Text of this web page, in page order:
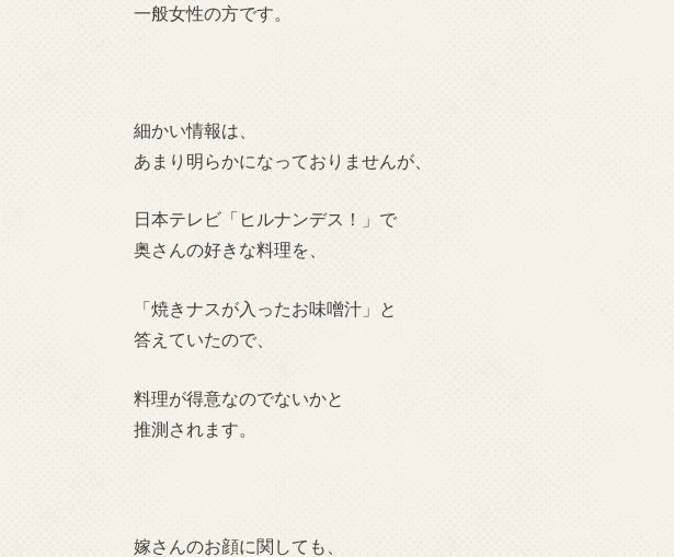
一般女性の方です。
細かい情報は、
あまり明らかになっておりませんが、
日本テレビ「ヒルナンデス！」で
奥さんの好きな料理を、
「焼きナスが入ったお味噌汁」と
答えていたので、
料理が得意なのでないかと
推測されます。
嫁さんのお顔に関しても、